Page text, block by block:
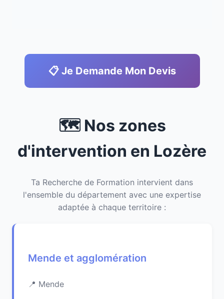
📋 Je Demande Mon Devis
🗺️ Nos zones
d'intervention en Lozère
Ta Recherche de Formation intervient dans
l'ensemble du département avec une expertise
adaptée à chaque territoire :
Mende et agglomération
Mende